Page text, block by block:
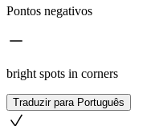
Pontos negativos
bright spots in corners
Traduzir para Português